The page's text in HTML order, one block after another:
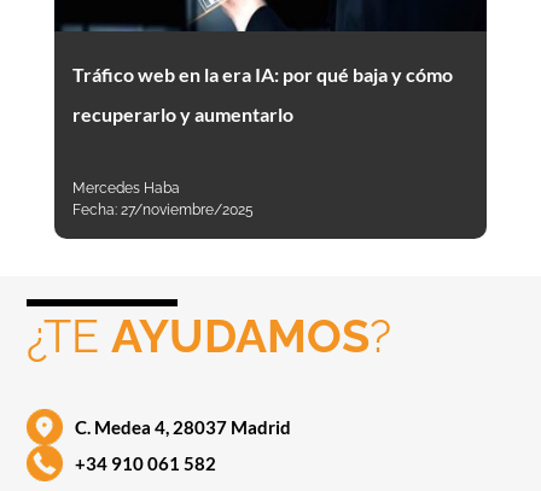
Tráfico web en la era IA: por qué baja y cómo
recuperarlo y aumentarlo
Mercedes Haba
Fecha: 27/noviembre/2025
¿TEAYUDAMOS?
C. Medea 4, 28037 Madrid
+34 910 061 582